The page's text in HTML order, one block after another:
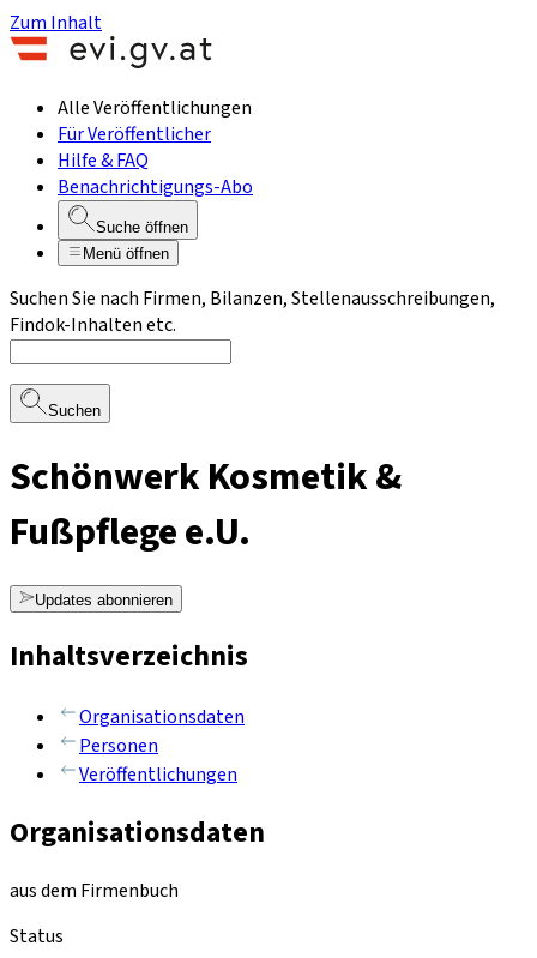
Zum Inhalt
Alle Veröffentlichungen
Für Veröffentlicher
Hilfe & FAQ
Benachrichtigungs-Abo
Suche öffnen
Menü öffnen
Suchen Sie nach Firmen, Bilanzen, Stellenausschreibungen,
Findok-Inhalten etc.
Suchen
Schönwerk Kosmetik &
Fußpflege e.U.
Updates abonnieren
Inhaltsverzeichnis
Organisationsdaten
Personen
Veröffentlichungen
Organisationsdaten
aus dem Firmenbuch
Status